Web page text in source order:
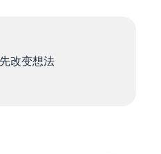
改变想法